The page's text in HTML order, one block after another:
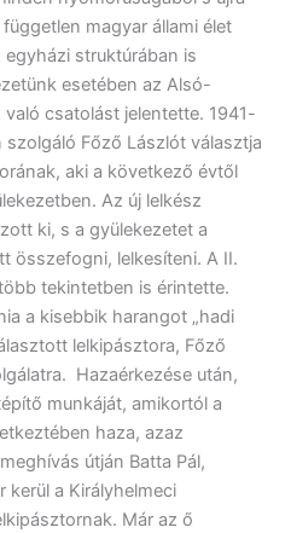
magyar állami élet
egyházi struktúrában is
esetében az Alsó-
csatolást jelentette. 1941-
Főző Lászlót választja
aki a következő évtől
Az új lelkész
ki, s a gyülekezetet a
összefogni, lelkesíteni. A II.
tekintetben is érintette.
a kisebbik harangot „hadi
lelkipásztora, Főző
Hazaérkezése után,
munkáját, amikortól a
haza, azaz
útján Batta Pál,
kerül a Királyhelmeci
Már az ő